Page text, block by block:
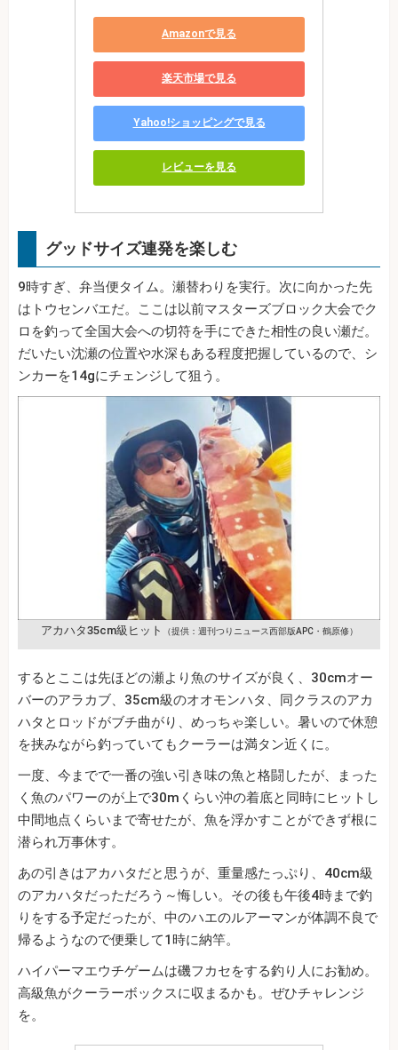
Amazonで見る
楽天市場で見る
Yahoo!ショッピングで見る
レビューを見る
グッドサイズ連発を楽しむ
9時すぎ、弁当便タイム。瀬替わりを実行。次に向かった先
はトウセンバエだ。ここは以前マスターズブロック大会でク
ロを釣って全国大会への切符を手にできた相性の良い瀬だ。
だいたい沈瀬の位置や水深もある程度把握しているので、シ
ンカーを14gにチェンジして狙う。
アカハタ35cm級ヒット （提供：週刊つりニュース西部版APC・鶴原修）
するとここは先ほどの瀬より魚のサイズが良く、30cmオー
バーのアラカブ、35cm級のオオモンハタ、同クラスのアカ
ハタとロッドがブチ曲がり、めっちゃ楽しい。暑いので休憩
を挟みながら釣っていてもクーラーは満タン近くに。
一度、今までで一番の強い引き味の魚と格闘したが、まった
く魚のパワーのが上で30mくらい沖の着底と同時にヒットし
中間地点くらいまで寄せたが、魚を浮かすことができず根に
潜られ万事休す。
あの引きはアカハタだと思うが、重量感たっぷり、40cm級
のアカハタだっただろう～悔しい。その後も午後4時まで釣
りをする予定だったが、中のハエのルアーマンが体調不良で
帰るようなので便乗して1時に納竿。
ハイパーマエウチゲームは磯フカセをする釣り人にお勧め。
高級魚がクーラーボックスに収まるかも。ぜひチャレンジ
を。